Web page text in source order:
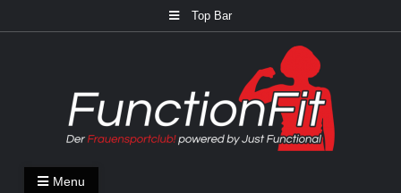
to
Top Bar
FunctionFit Blog
Fitness und Lifestyle Blog
Menu